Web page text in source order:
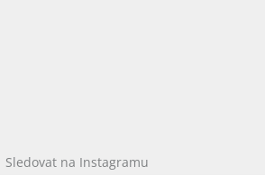
Sledovat na Instagramu